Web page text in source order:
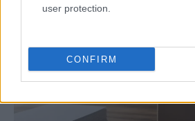
user protection.
CONFIRM